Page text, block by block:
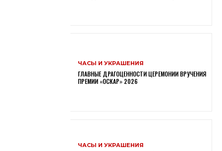
ЧАСЫ И УКРАШЕНИЯ
ГЛАВНЫЕ ДРАГОЦЕННОСТИ ЦЕРЕМОНИИ ВРУЧЕНИЯ
ПРЕМИИ «ОСКАР» 2026
ЧАСЫ И УКРАШЕНИЯ